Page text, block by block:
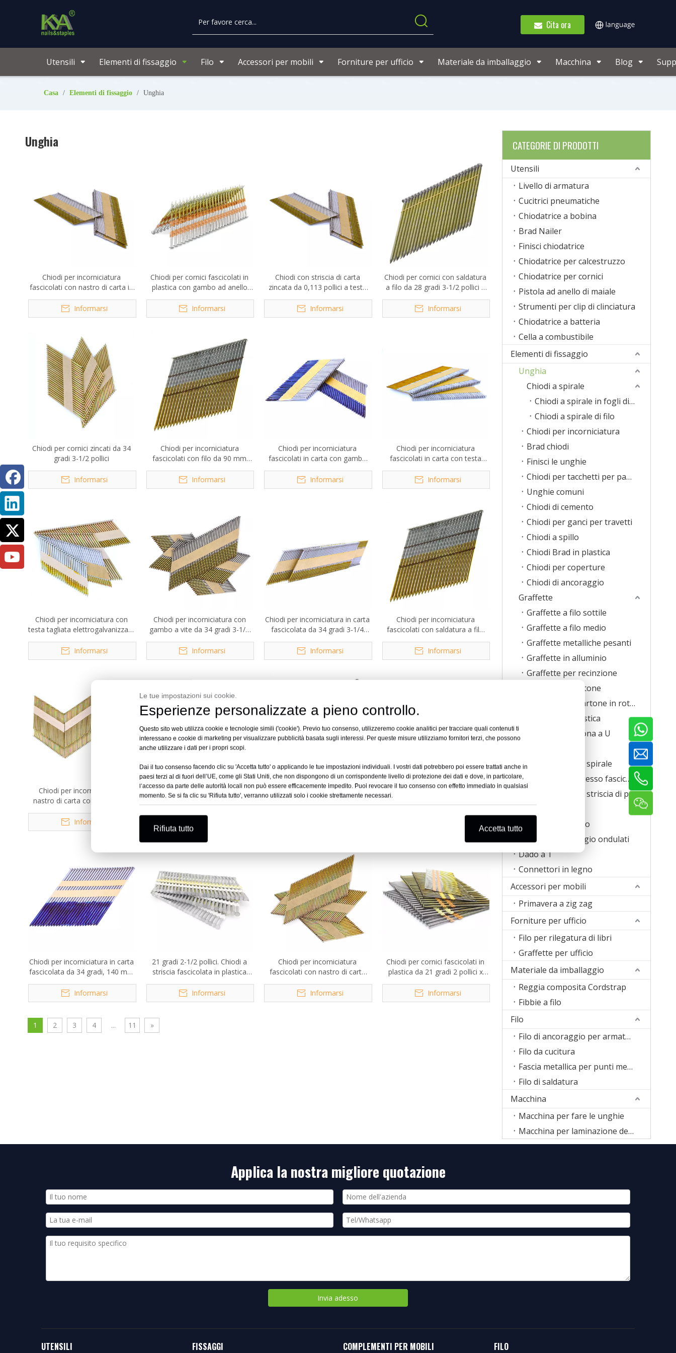
Cita ora
Utensili Elementi di fissaggio Filo Accessori per mobili Forniture per ufficio Materiale da imballaggio Macchina Blog
Casa / Elementi di fissaggio / Unghia
Unghia
Chiodi per incorniciatura
fascicolati con nastro di carta in
acciaio inossidabile da 34 gradi
Informarsi
Chiodi per cornici fascicolati in
plastica con gambo ad anello
zincati a caldo da 21 gradi
Informarsi
Chiodi con striscia di carta
zincata da 0,113 pollici a testa
tonda con offset da 34 gradi
Informarsi
Chiodi per cornici con saldatura
a filo da 28 gradi 3-1/2 pollici x
0,131 pollici
Informarsi
Chiodi per cornici zincati da 34
gradi 3-1/2 pollici
Informarsi
Chiodi per incorniciatura
fascicolati con filo da 90 mm
con gambo liscio lucido da 28
gradi
Informarsi
Chiodi per incorniciatura
fascicolati in carta con gambo
ad anello zincato da 35 gradi 2
pollici x 0,113 '
Informarsi
Chiodi per incorniciatura
fascicolati in carta con testa
tagliata zincata a caldo da 34
gradi
Informarsi
Chiodi per incorniciatura con
testa tagliata elettrogalvanizzata
da 34 gradi
Informarsi
Chiodi per incorniciatura con
gambo a vite da 34 gradi 3-1/4
pollici X 0,120 pollici
Informarsi
Chiodi per incorniciatura in carta
fascicolata da 34 gradi 3-1/4
pollici
Informarsi
Chiodi per incorniciatura
fascicolati con saldatura a filo
con testa tagliata da 28 gradi
Informarsi
Chiodi per incorniciatura di
nastro di carta con gambo ad
anello elettrozincato da 30 gradi
Informarsi
Chiodi per incorniciatura in carta
fascicolata da 34 gradi e 3 pollici
Chiodi per incorniciatura
fascicolati con filo con gambo
Chiodi per incorniciatura con
testa ritagliata in carta da 33
Chiodi per incorniciatura in carta
fascicolata da 34 gradi, 140 mm
x 4,6 mm
Informarsi
21 gradi 2-1/2 pollici. Chiodi a
striscia fascicolata in plastica
con gambo per vite HDG X
0,113
Informarsi
Chiodi per incorniciatura
fascicolati con nastro di carta
con gambo a vite zincato da 34
gradi
Informarsi
Chiodi per cornici fascicolati in
plastica da 21 gradi 2 pollici x
0,113
Informarsi
1 2 3 4 ... 11 »
CATEGORIE DI PRODOTTI
Utensili
Livello di armatura
Cucitrici pneumatiche
Chiodatrice a bobina
Brad Nailer
Finisci chiodatrice
Chiodatrice per calcestruzzo
Chiodatrice per cornici
Pistola ad anello di maiale
Strumenti per clip di clinciatura
Chiodatrice a batteria
Cella a combustibile
Elementi di fissaggio
Unghia
Chiodi a spirale
Chiodi a spirale in fogli di plastica
Chiodi a spirale di filo
Chiodi per incorniciatura
Brad chiodi
Finisci le unghie
Chiodi per tacchetti per pavimenti
Unghie comuni
Chiodi di cemento
Chiodi per ganci per travetti
Chiodi a spillo
Chiodi Brad in plastica
Chiodi per coperture
Chiodi di ancoraggio
Graffette
Graffette a filo sottile
Graffette a filo medio
Graffette metalliche pesanti
Graffette in alluminio
Graffette per recinzione
Graffette in cartone
Graffette per cartone in rotolo
Graffette in plastica
Graffette a corona a U
Viti per chiodi a spirale
Viti per cartongesso fascicolate
Viti per chiodi a striscia di plastica
Clip per materasso
Elementi di fissaggio ondulati
Dado a T
Connettori in legno
Accessori per mobili
Primavera a zig zag
Forniture per ufficio
Filo per rilegatura di libri
Graffette per ufficio
Materiale da imballaggio
Reggia composita Cordstrap
Fibbie a filo
Filo
Filo di ancoraggio per armature
Filo da cucitura
Fascia metallica per punti metallici
Filo di saldatura
Macchina
Macchina per fare le unghie
Macchina per laminazione del filo
Applica la nostra migliore quotazione
Invia adesso
UTENSILI FISSAGGI COMPLEMENTI PER MOBILI FILO
Le tue impostazioni sui cookie.
Esperienze personalizzate a pieno controllo.
Questo sito web utilizza cookie e tecnologie simili ('cookie'). Previo tuo consenso, utilizzeremo cookie analitici per tracciare quali contenuti ti
interessano e cookie di marketing per visualizzare pubblicità basata sugli interessi. Per queste misure utilizziamo fornitori terzi, che possono
anche utilizzare i dati per i propri scopi.
Dai il tuo consenso facendo clic su 'Accetta tutto' o applicando le tue impostazioni individuali. I vostri dati potrebbero poi essere trattati anche in
paesi terzi al di fuori dell’UE, come gli Stati Uniti, che non dispongono di un corrispondente livello di protezione dei dati e dove, in particolare,
l’accesso da parte delle autorità locali non può essere efficacemente impedito. Puoi revocare il tuo consenso con effetto immediato in qualsiasi
momento. Se si fa clic su 'Rifiuta tutto', verranno utilizzati solo i cookie strettamente necessari.
Rifiuta tutto Accetta tutto